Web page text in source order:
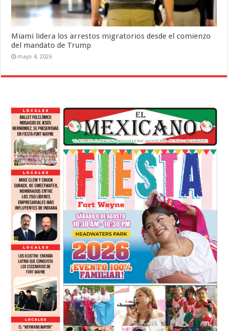
Miami lidera los arrestos migratorios desde el comienzo
del mandato de Trump
mayo 4, 2026